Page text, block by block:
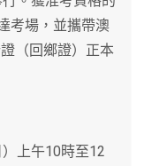
考場，並攜帶澳
（回鄉證）正本
上午10時至12